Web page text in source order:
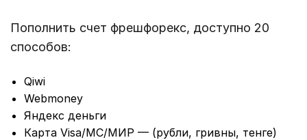
Пополнить счет фрешфорекс, доступно 20
способов:
Qiwi
Webmoney
Яндекс деньги
Карта Visa/MC/МИР — (рубли, гривны, тенге)